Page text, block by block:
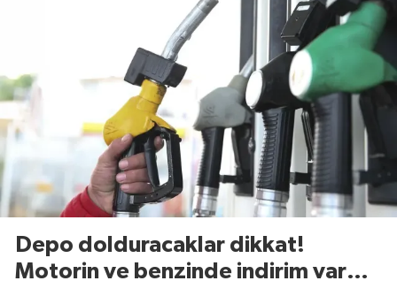
Depo dolduracaklar dikkat!
Motorin ve benzinde indirim var